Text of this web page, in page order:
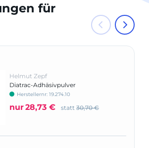
für
Helmut Zepf
Diatrac-Adhäsivpulver
Herstellernr: 19.274.10
nur28,73 € statt 30,70 €